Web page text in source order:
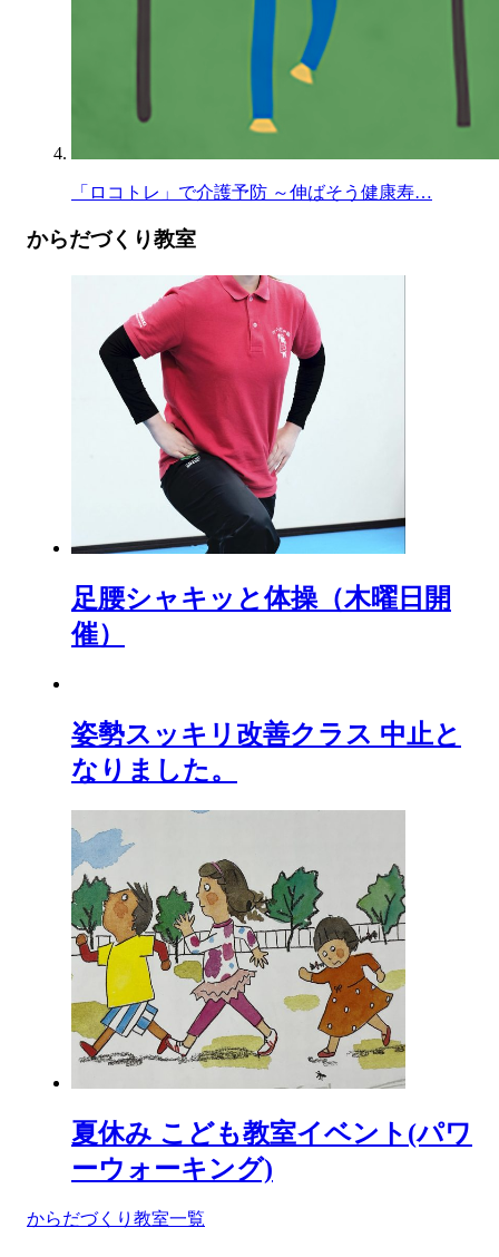
「ロコトレ」で介護予防 ～伸ばそう健康寿…
からだづくり教室
足腰シャキッと体操（木曜日開
催）
姿勢スッキリ改善クラス 中止と
なりました。
夏休み こども教室イベント(パワ
ーウォーキング)
からだづくり教室一覧